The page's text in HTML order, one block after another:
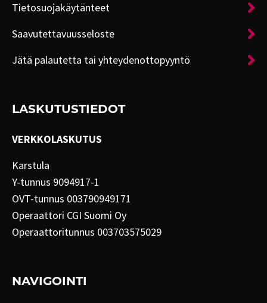
Tietosuojakäytänteet
Saavutettavuusseloste
Jätä palautetta tai yhteydenottopyyntö
LASKUTUSTIEDOT
VERKKOLASKUTUS
Karstula
Y-tunnus 9094917-1
OVT-tunnus 003790949171
Operaattori CGI Suomi Oy
Operaattoritunnus 003703575029
NAVIGOINTI